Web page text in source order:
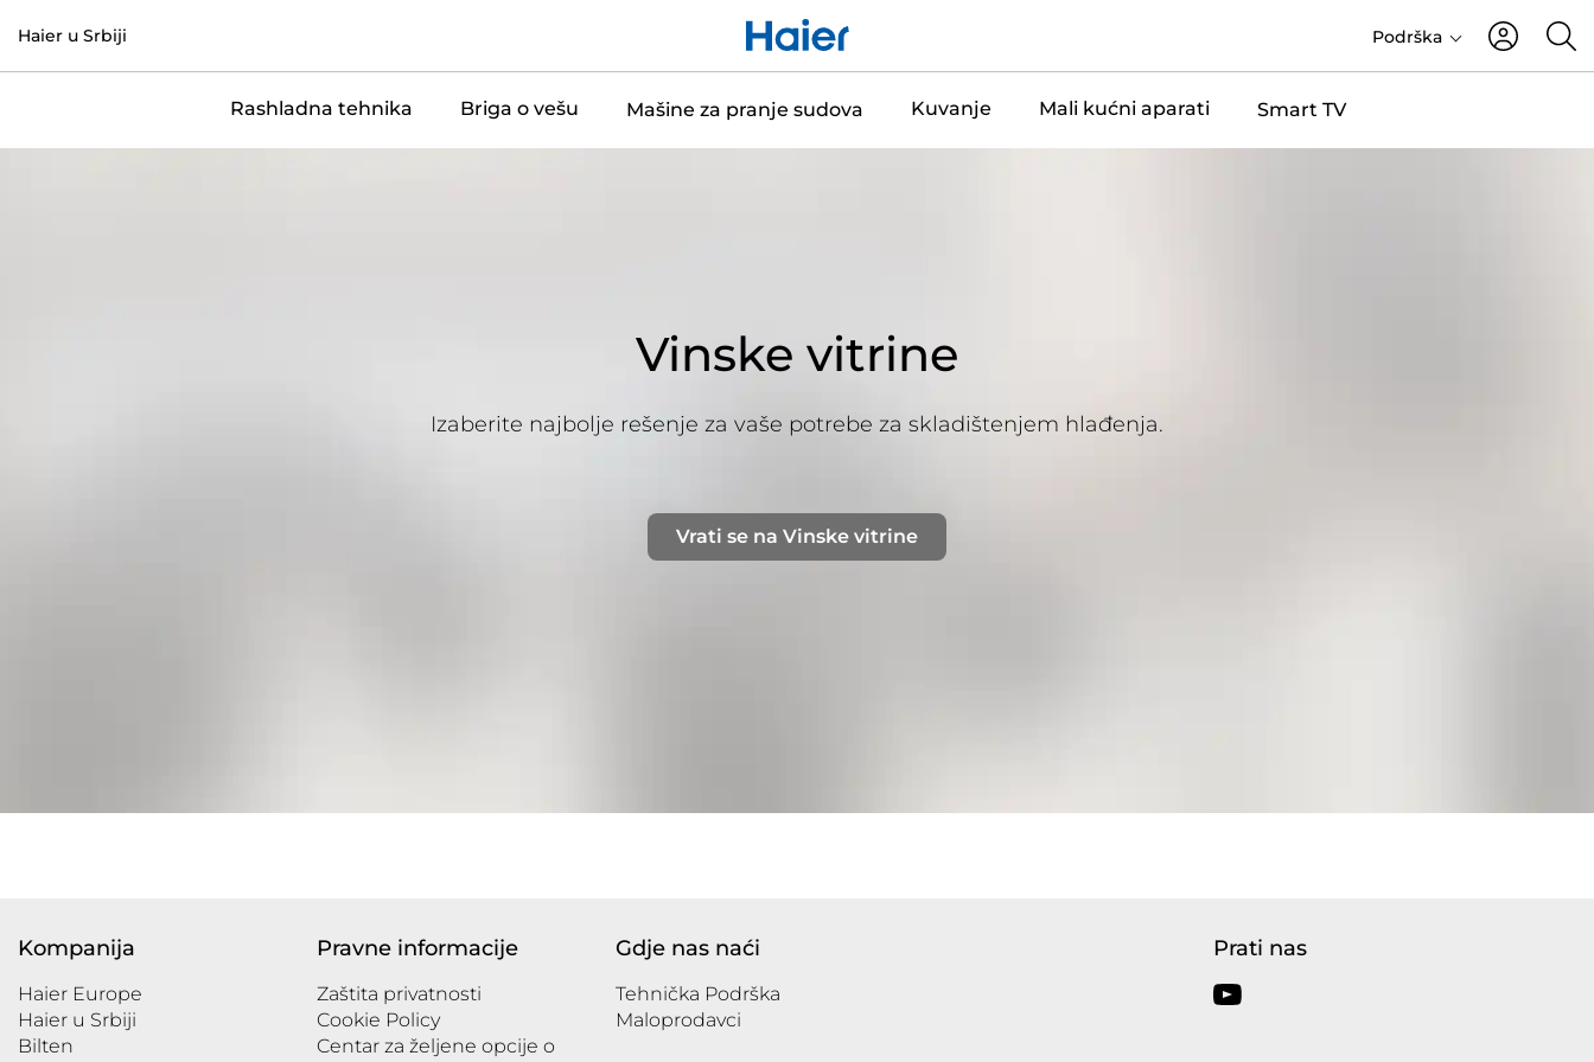
Haier u Srbiji Podrška
Rashladna tehnika Briga o vešu Mašine za pranje sudova Kuvanje Mali kućni aparati Smart TV
Vinske vitrine
Izaberite najbolje rešenje za vaše potrebe za skladištenjem hlađenja.
Vrati se na Vinske vitrine
Kompanija
Haier Europe
Haier u Srbiji
Bilten
Pravne informacije
Zaštita privatnosti
Cookie Policy
Centar za željene opcije o
Gdje nas naći
Tehnička Podrška
Maloprodavci
Prati nas